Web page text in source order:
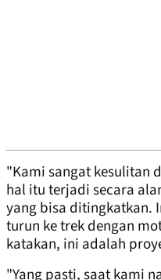
"Kami sangat kesulitan
hal itu terjadi secara
yang bisa ditingkatkan.
turun ke trek dengan
katakan, ini adalah
"Yang pasti, saat kami